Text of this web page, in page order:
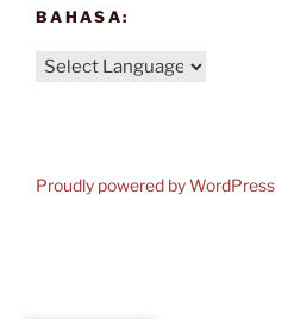
BAHASA:
Proudly powered by WordPress